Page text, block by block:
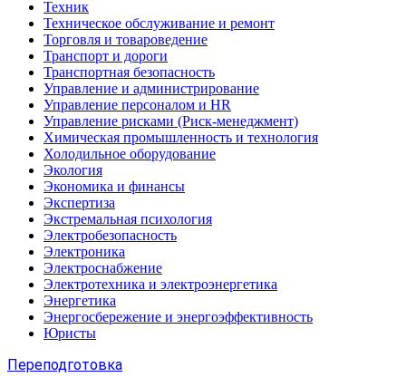
Техник
Техническое обслуживание и ремонт
Торговля и товароведение
Транспорт и дороги
Транспортная безопасность
Управление и администрирование
Управление персоналом и HR
Управление рисками (Риск-менеджмент)
Химическая промышленность и технология
Холодильное оборудование
Экология
Экономика и финансы
Экспертиза
Экстремальная психология
Электробезопасность
Электроника
Электроснабжение
Электротехника и электроэнергетика
Энергетика
Энергосбережение и энергоэффективность
Юристы
Переподготовка